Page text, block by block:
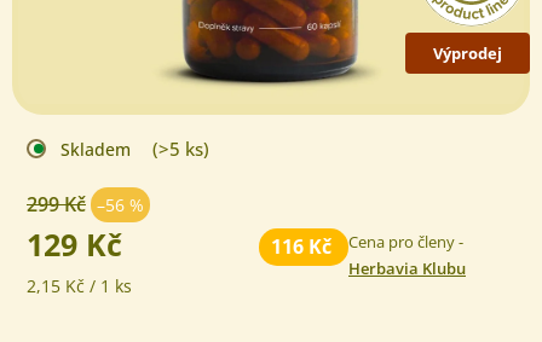
Výprodej
Skladem (>5 ks)
299 Kč –56 %
116 Kč
Cena pro členy -
Herbavia Klubu
129 Kč
Měrná
2,15 Kč / 1 ks